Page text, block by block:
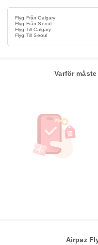
Flyg Från Calgary
Flyg Från Seoul
Flyg Till Calgary
Flyg Till Seoul
Varför
Airpaz